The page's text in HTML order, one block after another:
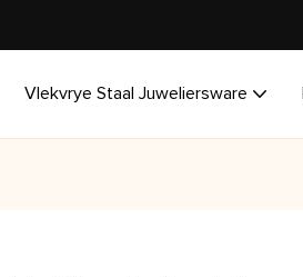
Vlekvrye Staal Juweliersware